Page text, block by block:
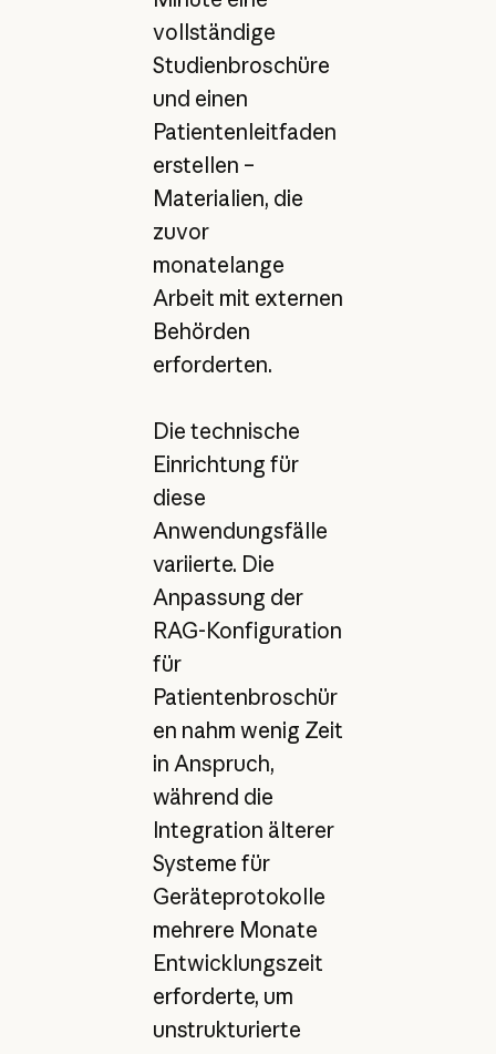
vollständige
Studienbroschüre
und einen
Patientenleitfaden
erstellen –
Materialien, die
zuvor
monatelange
Arbeit mit externen
Behörden
erforderten.
Die technische
Einrichtung für
diese
Anwendungsfälle
variierte. Die
Anpassung der
RAG-Konfiguration
für
Patientenbroschür
en nahm wenig Zeit
in Anspruch,
während die
Integration älterer
Systeme für
Geräteprotokolle
mehrere Monate
Entwicklungszeit
erforderte, um
unstrukturierte